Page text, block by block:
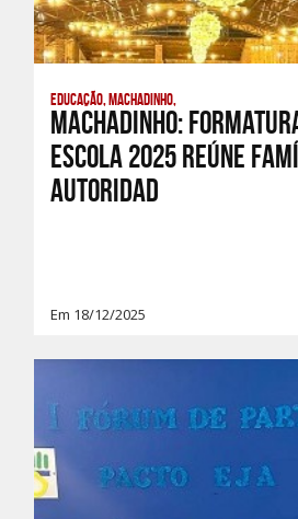
Educação, Machadinho,
Machadinho:
Escola 2025 reúne
autoridad
Em 18/12/2025